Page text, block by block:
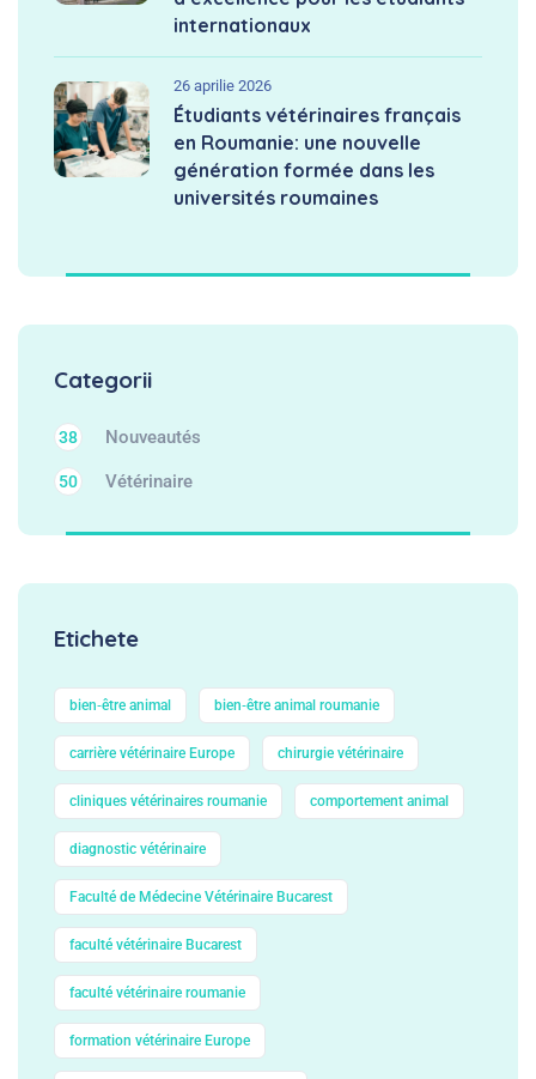
internationaux
26 aprilie 2026
Étudiants vétérinaires français
en Roumanie: une nouvelle
génération formée dans les
universités roumaines
Categorii
Nouveautés
38
Vétérinaire
50
Etichete
bien‑être animal bien‑être animal roumanie
carrière vétérinaire Europe chirurgie vétérinaire
cliniques vétérinaires roumanie comportement animal
diagnostic vétérinaire
Faculté de Médecine Vétérinaire Bucarest
faculté vétérinaire Bucarest
faculté vétérinaire roumanie
formation vétérinaire Europe